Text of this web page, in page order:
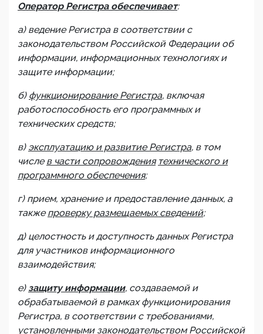
Оператор Регистра обеспечивает:
а) ведение Регистра в соответствии с
законодательством Российской Федерации об
информации, информационных технологиях и
защите информации;
б) функционирование Регистра, включая
работоспособность его программных и
технических средств;
в) эксплуатацию и развитие Регистра, в том
числев части сопровождения технического и
программного обеспечения;
г) прием, хранение и предоставление данных, а
такжепроверку размещаемых сведений;
д) целостность и доступность данных Регистра
для участников информационного
взаимодействия;
е) защиту информации, создаваемой и
обрабатываемой в рамках функционирования
Регистра, в соответствии с требованиями,
установленными законодательством Российской